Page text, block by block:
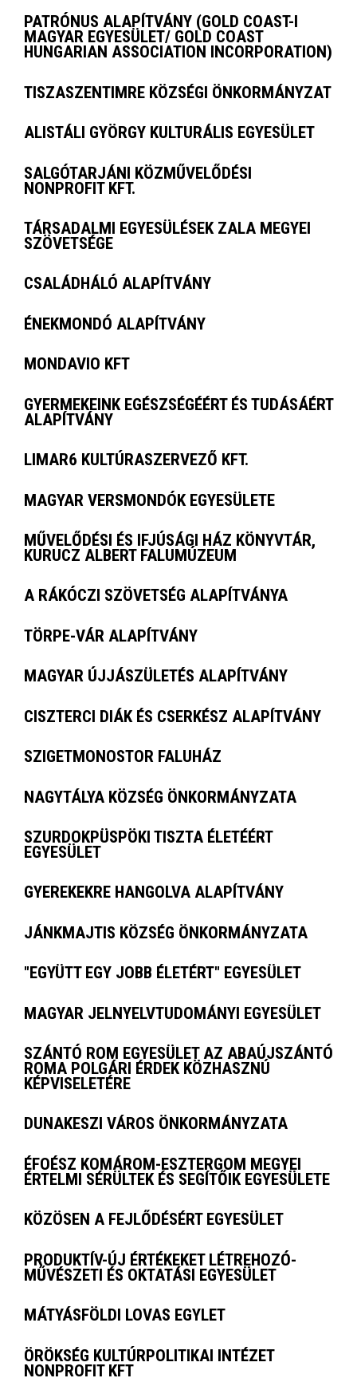
PATRÓNUS ALAPÍTVÁNY (GOLD COAST-I
MAGYAR EGYESÜLET/ GOLD COAST
HUNGARIAN ASSOCIATION INCORPORATION)
TISZASZENTIMRE KÖZSÉGI ÖNKORMÁNYZAT
ALISTÁLI GYÖRGY KULTURÁLIS EGYESÜLET
SALGÓTARJÁNI KÖZMŰVELŐDÉSI
NONPROFIT KFT.
TÁRSADALMI EGYESÜLÉSEK ZALA MEGYEI
SZÖVETSÉGE
CSALÁDHÁLÓ ALAPÍTVÁNY
ÉNEKMONDÓ ALAPÍTVÁNY
MONDAVIO KFT
GYERMEKEINK EGÉSZSÉGÉÉRT ÉS TUDÁSÁÉRT
ALAPÍTVÁNY
LIMAR6 KULTÚRASZERVEZŐ KFT.
MAGYAR VERSMONDÓK EGYESÜLETE
MŰVELŐDÉSI ÉS IFJÚSÁGI HÁZ KÖNYVTÁR,
KURUCZ ALBERT FALUMÚZEUM
A RÁKÓCZI SZÖVETSÉG ALAPÍTVÁNYA
TÖRPE-VÁR ALAPÍTVÁNY
MAGYAR ÚJJÁSZÜLETÉS ALAPÍTVÁNY
CISZTERCI DIÁK ÉS CSERKÉSZ ALAPÍTVÁNY
SZIGETMONOSTOR FALUHÁZ
NAGYTÁLYA KÖZSÉG ÖNKORMÁNYZATA
SZURDOKPÜSPÖKI TISZTA ÉLETÉÉRT
EGYESÜLET
GYEREKEKRE HANGOLVA ALAPÍTVÁNY
JÁNKMAJTIS KÖZSÉG ÖNKORMÁNYZATA
"EGYÜTT EGY JOBB ÉLETÉRT" EGYESÜLET
MAGYAR JELNYELVTUDOMÁNYI EGYESÜLET
SZÁNTÓ ROM EGYESÜLET AZ ABAÚJSZÁNTÓ
ROMA POLGÁRI ÉRDEK KÖZHASZNÚ
KÉPVISELETÉRE
DUNAKESZI VÁROS ÖNKORMÁNYZATA
ÉFOÉSZ KOMÁROM-ESZTERGOM MEGYEI
ÉRTELMI SÉRÜLTEK ÉS SEGÍTŐIK EGYESÜLETE
KÖZÖSEN A FEJLŐDÉSÉRT EGYESÜLET
PRODUKTÍV-ÚJ ÉRTÉKEKET LÉTREHOZÓ-
MŰVÉSZETI ÉS OKTATÁSI EGYESÜLET
MÁTYÁSFÖLDI LOVAS EGYLET
ÖRÖKSÉG KULTÚRPOLITIKAI INTÉZET
NONPROFIT KFT